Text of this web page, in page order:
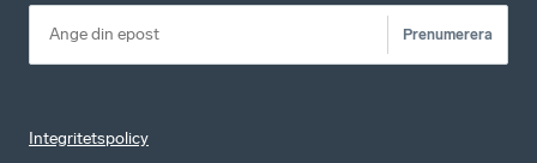
Prenumerera
Integritetspolicy